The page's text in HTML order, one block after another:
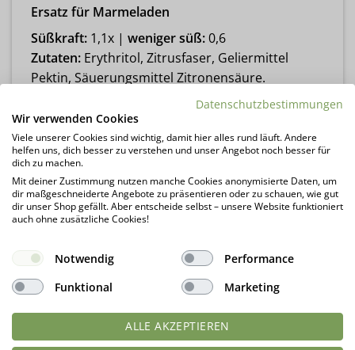
Ersatz für Marmeladen
Süßkraft: 1,1x | weniger süß:0,6
Zutaten: Erythritol, Zitrusfaser, Geliermittel
Pektin, Säuerungsmittel Zitronensäure.
Enthält weniger als 2 % von: Süßstoffe
Natriumcyclamat und Natriumsaccharin.
Zutaten:50 % weniger süß:Erythritol,
Zitrusfaser, Geliermittel Pektin, Säuerungsmittel
Zitronensäure.
Verwendung
Herstellung von zuckerreduzierten oder
zuckerfreien Marmeladen, Gelees oder
Chutneys.
Datenschutzbestimmungen
Wir verwenden Cookies
Viele unserer Cookies sind wichtig, damit hier alles rund läuft. Andere
helfen uns, dich besser zu verstehen und unser Angebot noch besser für
dich zu machen.
Mit deiner Zustimmung nutzen manche Cookies anonymisierte Daten, um
dir maßgeschneiderte Angebote zu präsentieren oder zu schauen, wie gut
dir unser Shop gefällt. Aber entscheide selbst – unsere Website funktioniert
auch ohne zusätzliche Cookies!
Notwendig
Performance
Funktional
Marketing
ALLE AKZEPTIEREN